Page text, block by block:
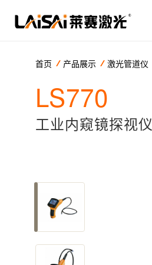
首页 产品展示 激光管道仪
LS770
工业内窥镜探视仪